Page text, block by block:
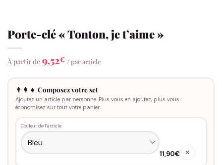
Porte-clé « Tonton, je t’aime »
À partir de 9,52€ / par article
👨‍👩‍👧 Composez votre set
Ajoutez un article par personne. Plus vous en ajoutez, plus vous
économisez sur tout votre panier.
Couleur de l'article
11,90€ ✕